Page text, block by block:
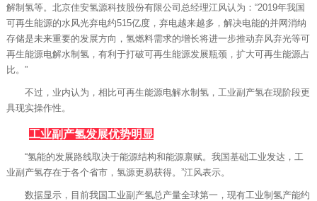
解制氢等。北京佳安氢源科技股份有限公司总经理江风认为：“2019年我国
可再生能源的水风光弃电约515亿度，弃电越来越多，解决电能的并网消纳
存储是未来重要的发展方向，氢燃料需求的增长将进一步推动弃风弃光等可
再生能源电解水制氢，有利于打破可再生能源发展瓶颈，扩大可再生能源占
比。”
不过，业内认为，相比可再生能源电解水制氢，工业副产氢在现阶段更
具现实操作性。
工业副产氢发展优势明显
“氢能的发展路线取决于能源结构和能源禀赋。我国基础工业发达，工
业副产氢存在于各个省市，氢源更易获得。”江风表示。
数据显示，目前我国工业副产氢总产量全球第一，现有工业制氢产能约